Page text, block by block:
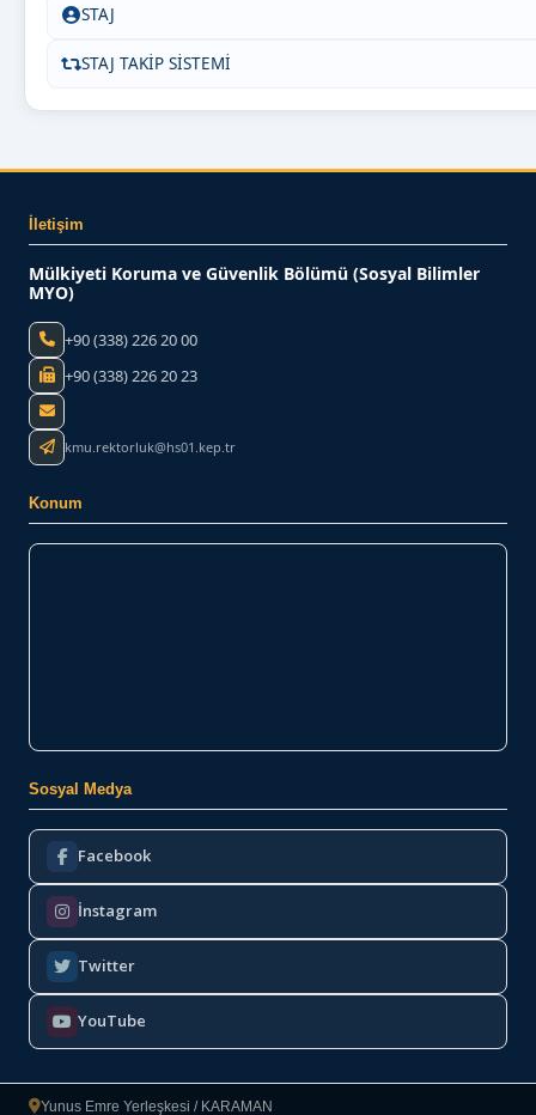
STAJ
STAJ TAKİP SİSTEMİ
İletişim
Mülkiyeti Koruma ve Güvenlik Bölümü (Sosyal Bilimler
MYO)
+90 (338) 226 20 00
+90 (338) 226 20 23
kmu.rektorluk@hs01.kep.tr
Konum
Sosyal Medya
Facebook
İnstagram
Twitter
YouTube
Yunus Emre Yerleşkesi / KARAMAN